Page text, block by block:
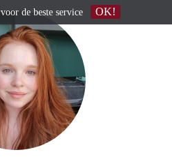
voor de beste service OK!